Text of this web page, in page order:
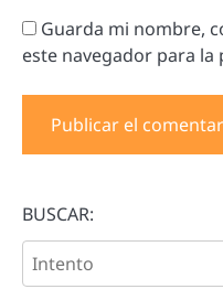
Guarda mi nombre,
este navegador para
BUSCAR: